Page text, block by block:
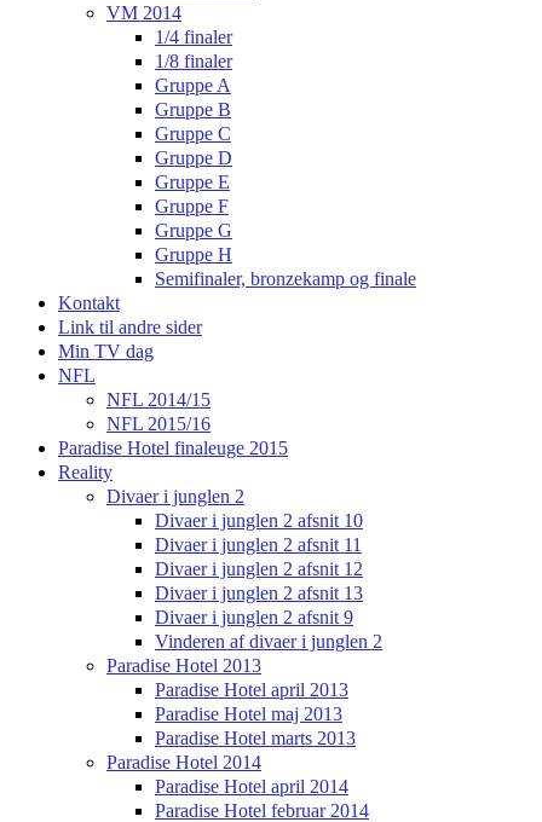
VM 2014
1/4 finaler
1/8 finaler
Gruppe A
Gruppe B
Gruppe C
Gruppe D
Gruppe E
Gruppe F
Gruppe G
Gruppe H
Semifinaler, bronzekamp og finale
Kontakt
Link til andre sider
Min TV dag
NFL
NFL 2014/15
NFL 2015/16
Paradise Hotel finaleuge 2015
Reality
Divaer i junglen 2
Divaer i junglen 2 afsnit 10
Divaer i junglen 2 afsnit 11
Divaer i junglen 2 afsnit 12
Divaer i junglen 2 afsnit 13
Divaer i junglen 2 afsnit 9
Vinderen af divaer i junglen 2
Paradise Hotel 2013
Paradise Hotel april 2013
Paradise Hotel maj 2013
Paradise Hotel marts 2013
Paradise Hotel 2014
Paradise Hotel april 2014
Paradise Hotel februar 2014